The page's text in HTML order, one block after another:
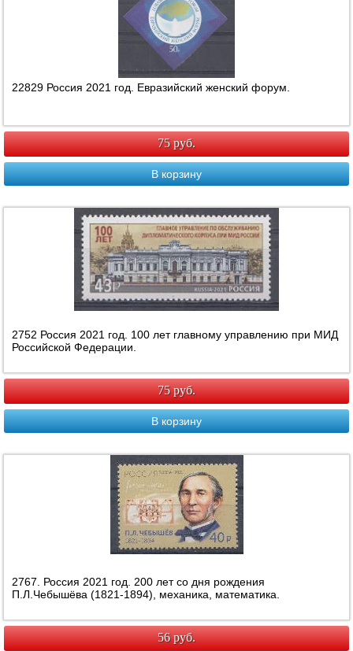
22829 Россия 2021 год. Евразийский женский форум.
75 руб.
В корзину
2752 Россия 2021 год. 100 лет главному управлению при МИД
Российской Федерации.
75 руб.
В корзину
2767. Россия 2021 год. 200 лет со дня рождения
П.Л.Чебышёва (1821-1894), механика, математика.
56 руб.